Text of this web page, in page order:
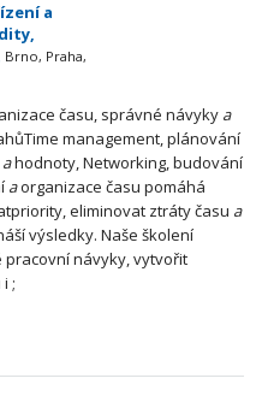
a
Brno, Praha,
času, správné návyky a
management, plánování
ahodnoty, Networking, budování
aorganizace času pomáhá
eliminovat ztráty času a
výsledky. Naše školení
pracovní návyky, vytvořit
;